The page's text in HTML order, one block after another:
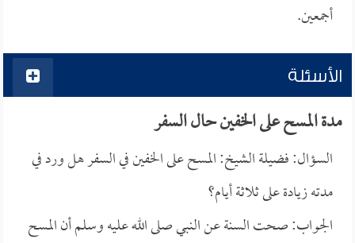
أجمعين.
الأسئلة
مدة المسح على الخفين حال السفر
السؤال: فضيلة الشيخ: المسح على الخفين في السفر هل ورد في
مدته زيادة على ثلاثة أيام؟
الجواب: صحت السنة عن النبي صلى الله عليه وسلم أن المسح